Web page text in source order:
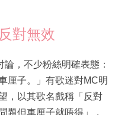
對無效
，不少粉絲明確表態：
厘子。」有歌迷對MC明
，以其歌名戲稱「反對
題但車厘子就唔得」，